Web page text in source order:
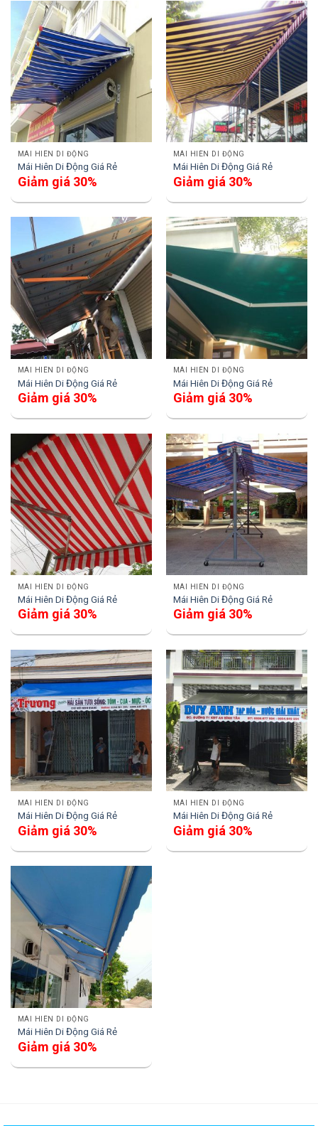
MÁI HIÊN DI ĐỘNG
Mái Hiên Di Động Giá Rẻ
Giảm giá 30%
MÁI HIÊN DI ĐỘNG
Mái Hiên Di Động Giá Rẻ
Giảm giá 30%
MÁI HIÊN DI ĐỘNG
Mái Hiên Di Động Giá Rẻ
Giảm giá 30%
MÁI HIÊN DI ĐỘNG
Mái Hiên Di Động Giá Rẻ
Giảm giá 30%
MÁI HIÊN DI ĐỘNG
Mái Hiên Di Động Giá Rẻ
Giảm giá 30%
MÁI HIÊN DI ĐỘNG
Mái Hiên Di Động Giá Rẻ
Giảm giá 30%
MÁI HIÊN DI ĐỘNG
Mái Hiên Di Động Giá Rẻ
Giảm giá 30%
MÁI HIÊN DI ĐỘNG
Mái Hiên Di Động Giá Rẻ
Giảm giá 30%
MÁI HIÊN DI ĐỘNG
Mái Hiên Di Động Giá Rẻ
Giảm giá 30%